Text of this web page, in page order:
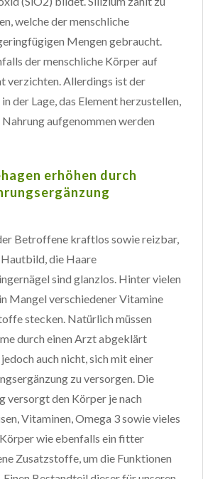
welche der menschliche
Mengen gebraucht.
der menschliche Körper auf
verzichten. Allerdings ist der
der Lage, das Element herzustellen,
Nahrung aufgenommen werden
erhöhen durch
Betroffene kraftlos sowie reizbar,
die Haare
sind glanzlos. Hinter vielen
Mangel verschiedener Vitamine
stecken. Natürlich müssen
durch einen Arzt abgeklärt
auch nicht, sich mit einer
zu versorgen. Die
versorgt den Körper je nach
Vitaminen, Omega 3 sowie vieles
Körper wie ebenfalls ein fitter
Zusatzstoffe, um die Funktionen